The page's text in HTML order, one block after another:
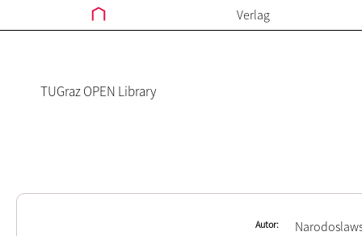
Verlag
TUGraz OPEN Library
Autor